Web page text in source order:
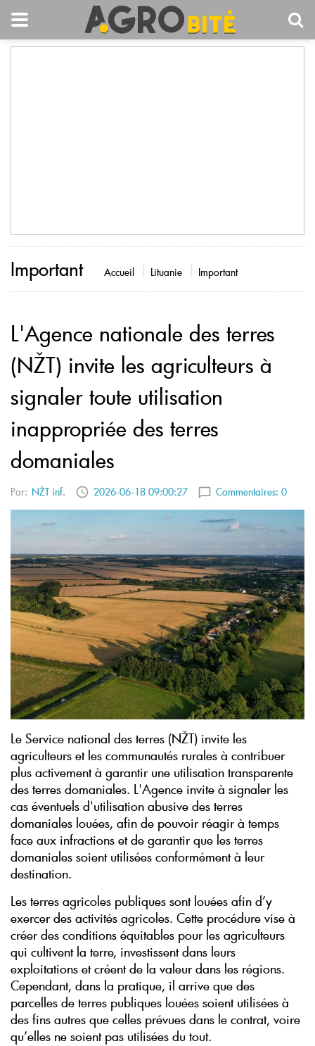
Important Accueil Lituanie Important
L'Agence nationale des terres
(NŽT) invite les agriculteurs à
signaler toute utilisation
inappropriée des terres
domaniales
Par: NŽT inf. 2026-06-18 09:00:27 Commentaires: 0
Le Service national des terres (NŽT) invite les
agriculteurs et les communautés rurales à contribuer
plus activement à garantir une utilisation transparente
des terres domaniales. L'Agence invite à signaler les
cas éventuels d'utilisation abusive des terres
domaniales louées, afin de pouvoir réagir à temps
face aux infractions et de garantir que les terres
domaniales soient utilisées conformément à leur
destination.
Les terres agricoles publiques sont louées afin d’y
exercer des activités agricoles. Cette procédure vise à
créer des conditions équitables pour les agriculteurs
qui cultivent la terre, investissent dans leurs
exploitations et créent de la valeur dans les régions.
Cependant, dans la pratique, il arrive que des
parcelles de terres publiques louées soient utilisées à
des fins autres que celles prévues dans le contrat, voire
qu’elles ne soient pas utilisées du tout.